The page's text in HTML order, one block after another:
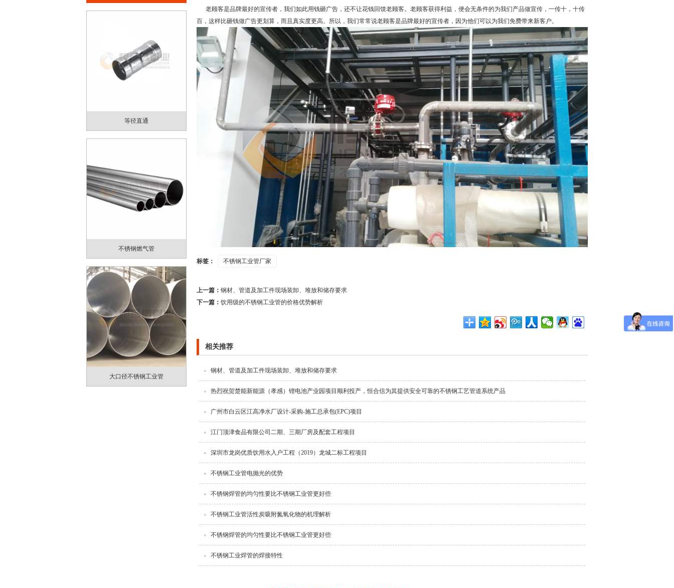
等径直通
不锈钢燃气管
大口径不锈钢工业管
老顾客是品牌最好的宣传者，我们如此用钱砸广告，还不让花钱回馈老顾客。老顾客获得利益，便会无条件的为我们产品做宣传，一传十，十传
百，这样比砸钱做广告更划算，而且真实度更高。所以，我们常常说老顾客是品牌最好的宣传者，因为他们可以为我们免费带来新客户。
标签： 不锈钢工业管厂家
上一篇： 钢材、管道及加工件现场装卸、堆放和储存要求
下一篇： 饮用级的不锈钢工业管的价格优势解析
相关推荐
钢材、管道及加工件现场装卸、堆放和储存要求
热烈祝贺楚能新能源（孝感）锂电池产业园项目顺利投产，恒合信为其提供安全可靠的不锈钢工艺管道系统产品
广州市白云区江高净水厂设计-采购-施工总承包(EPC)项目
江门顶津食品有限公司二期、三期厂房及配套工程项目
深圳市龙岗优质饮用水入户工程（2019）龙城二标工程项目
不锈钢工业管电抛光的优势
不锈钢焊管的均匀性要比不锈钢工业管更好些
不锈钢工业管活性炭吸附氮氧化物的机理解析
不锈钢焊管的均匀性要比不锈钢工业管更好些
不锈钢工业焊管的焊接特性